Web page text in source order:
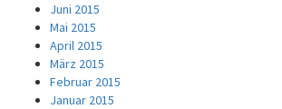
Juni 2015
Mai 2015
April 2015
März 2015
Februar 2015
Januar 2015